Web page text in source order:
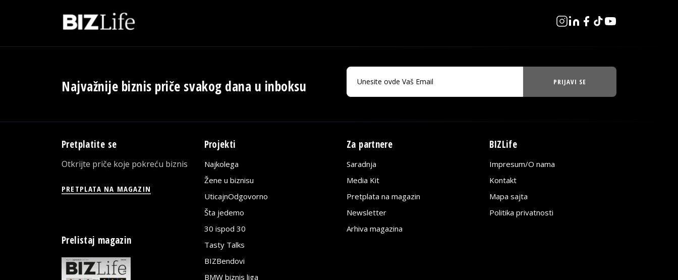
Najvažnije biznis priče svakog dana u inboksu PRIJAVI SE
Pretplatite se
Otkrijte priče koje pokreću biznis
PRETPLATA NA MAGAZIN
Prelistaj magazin
Projekti
Najkolega
Žene u biznisu
UticajnOdgovorno
Šta jedemo
30 ispod 30
Tasty Talks
BIZBendovi
BMW biznis liga
Za partnere
Saradnja
Media Kit
Pretplata na magazin
Newsletter
Arhiva magazina
BIZLife
Impresum/O nama
Kontakt
Mapa sajta
Politika privatnosti